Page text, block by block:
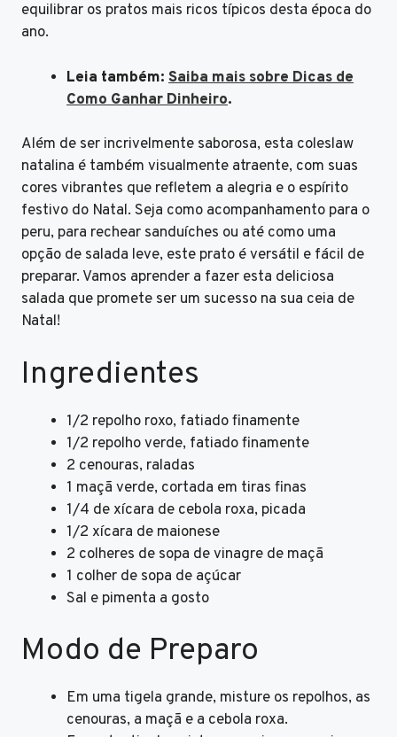
equilibrar os pratos mais ricos típicos desta época do
ano.
Leia também: Saiba mais sobre Dicas de
Como Ganhar Dinheiro.
Além de ser incrivelmente saborosa, esta coleslaw
natalina é também visualmente atraente, com suas
cores vibrantes que refletem a alegria e o espírito
festivo do Natal. Seja como acompanhamento para o
peru, para rechear sanduíches ou até como uma
opção de salada leve, este prato é versátil e fácil de
preparar. Vamos aprender a fazer esta deliciosa
salada que promete ser um sucesso na sua ceia de
Natal!
Ingredientes
1/2 repolho roxo, fatiado finamente
1/2 repolho verde, fatiado finamente
2 cenouras, raladas
1 maçã verde, cortada em tiras finas
1/4 de xícara de cebola roxa, picada
1/2 xícara de maionese
2 colheres de sopa de vinagre de maçã
1 colher de sopa de açúcar
Sal e pimenta a gosto
Modo de Preparo
Em uma tigela grande, misture os repolhos, as
cenouras, a maçã e a cebola roxa.